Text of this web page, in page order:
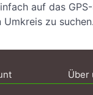
auf das
Umkreis zu
Über